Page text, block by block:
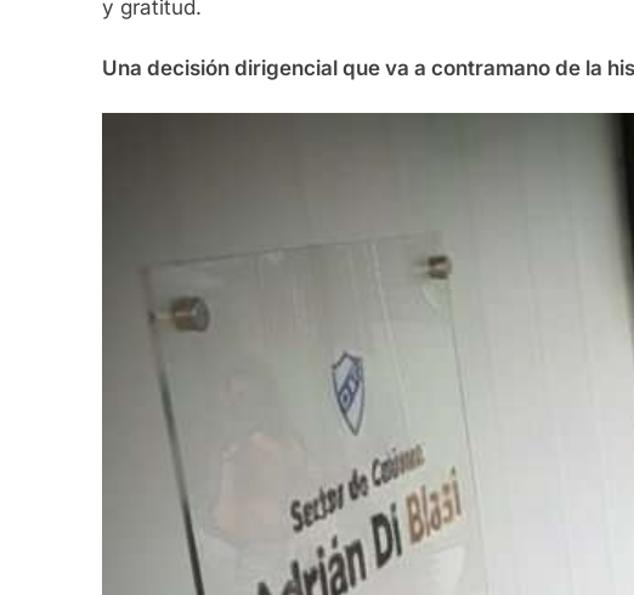
y gratitud.
Una decisión dirigencial que va a contramano de la